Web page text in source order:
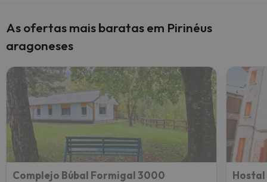
As ofertas mais baratas em Pirinéus
aragoneses
Complejo Búbal Formigal 3000